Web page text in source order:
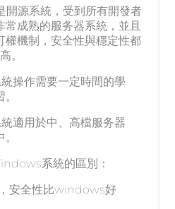
開源系統，受到所有開發者
成熟的服务器系統，並且
權機制，安全性與穩定性都
高。
操作需要一定時間的學
。
適用於中、高檔服务器
。
系統的區別：
，安全性比windows好